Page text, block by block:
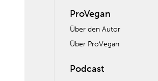
ProVegan
Über den Autor
Über ProVegan
Podcast